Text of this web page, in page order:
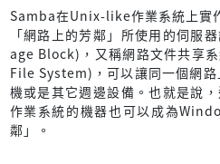
Samba在Unix-like作業系統上實
「網路上的芳鄰」所使用的伺服
age Block)，又稱網路文件共享
File System)，可以讓同一個網
機或是其它週邊設備。也就是說
作業系統的機器也可以成為
鄰」。